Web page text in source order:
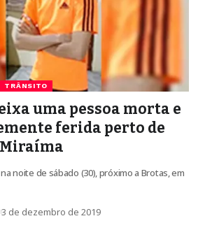
TRÂNSITO
uma pessoa morta e
ferida perto de
noite de sábado (30), próximo a Brotas, em
3 de dezembro de 2019